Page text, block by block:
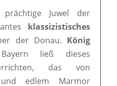
Juwel der
klassizistisches
der Donau. König
ließ dieses
das von
edlem Marmor